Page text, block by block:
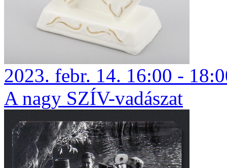
2023. febr. 14. 16:00 -
A nagy SZÍV-vadászat